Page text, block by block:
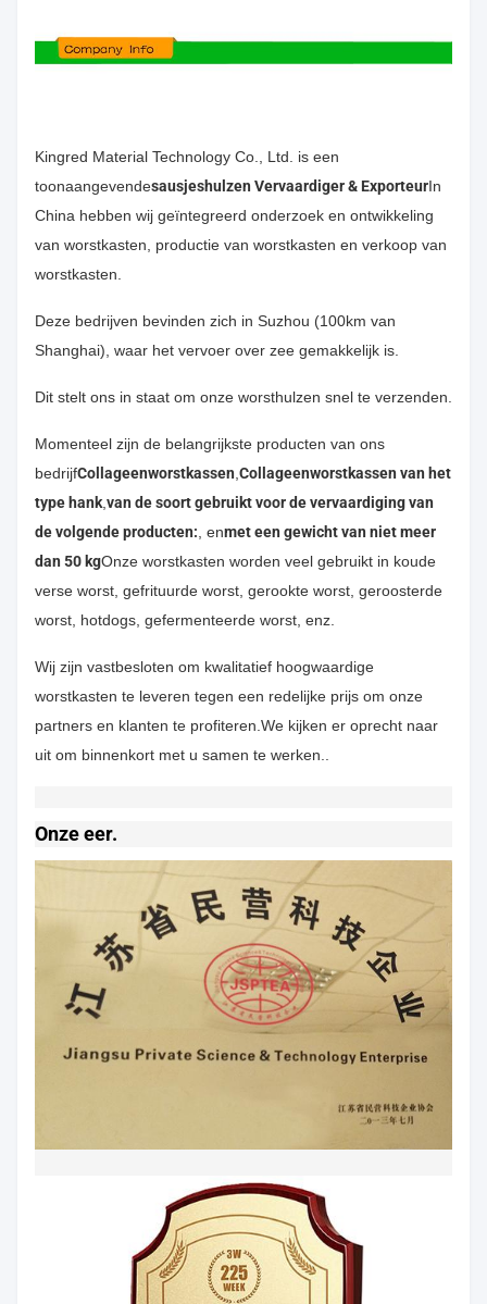
Kingred Material Technology Co., Ltd. is een
toonaangevendesausjeshulzen Vervaardiger & ExporteurIn
China hebben wij geïntegreerd onderzoek en ontwikkeling
van worstkasten, productie van worstkasten en verkoop van
worstkasten.
Deze bedrijven bevinden zich in Suzhou (100km van
Shanghai), waar het vervoer over zee gemakkelijk is.
Dit stelt ons in staat om onze worsthulzen snel te verzenden.
Momenteel zijn de belangrijkste producten van ons
bedrijfCollageenworstkassen Collageenworstkassen van het
type hank van de soort gebruikt voor de vervaardiging van
de volgende producten: , enmet een gewicht van niet meer
dan 50 kgOnze worstkasten worden veel gebruikt in koude
verse worst, gefrituurde worst, gerookte worst, geroosterde
worst, hotdogs, gefermenteerde worst, enz.
Wij zijn vastbesloten om kwalitatief hoogwaardige
worstkasten te leveren tegen een redelijke prijs om onze
partners en klanten te profiteren.We kijken er oprecht naar
uit om binnenkort met u samen te werken..
Onze eer.